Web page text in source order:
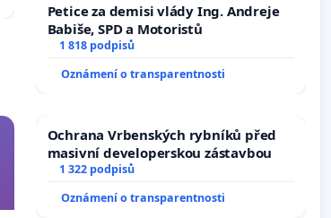
Petice za demisi vlády Ing. Andreje
Babiše, SPD a Motoristů
1 818 podpisů
Oznámení o transparentnosti
Ochrana Vrbenských rybníků před
masivní developerskou zástavbou
1 322 podpisů
Oznámení o transparentnosti